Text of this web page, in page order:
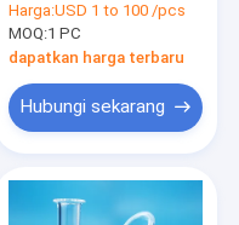
300mm Panjang
2000mm Tabung
Kuarsa Suhu Tinggi
Harga:USD 1 to 100 /pcs
MOQ:1 PC
dapatkan harga terbaru
Hubungi sekarang